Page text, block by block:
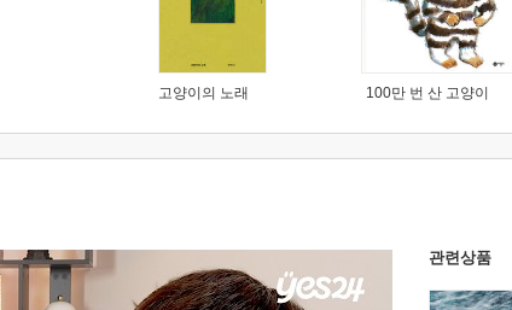
고양이의 노래 100만 번 산 고양이
관련상품